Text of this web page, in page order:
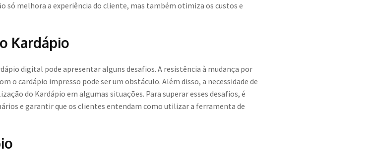
só melhora a experiência do cliente, mas também otimiza os custos e
Kardápio
digital pode apresentar alguns desafios. A resistência à mudança por
o cardápio impresso pode ser um obstáculo. Além disso, a necessidade de
do Kardápio em algumas situações. Para superar esses desafios, é
e garantir que os clientes entendam como utilizar a ferramenta de